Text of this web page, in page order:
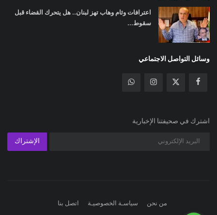
اعترافات وئام وهاب تهز لبنان.. هل يتحرك القضاء قبل
سقوط...
وسائل التواصل الاجتماعي
اشترك في صحيفتنا الإخبارية
الإشتراك
من نحن سياسـة الخصوصيـة اتصل بنا